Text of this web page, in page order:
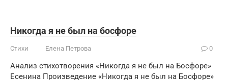
Никогда я не был на босфоре
Стихи Елена Петрова 0
Анализ стихотворения «Никогда я не был на Босфоре»
Есенина Произведение «Никогда я не был на Босфоре»